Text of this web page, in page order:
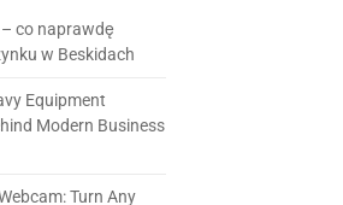
co naprawdę
w Beskidach
Equipment
Modern Business
Turn Any